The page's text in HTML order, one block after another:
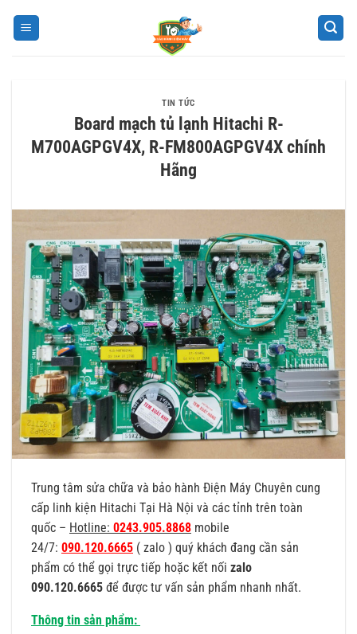
TIN TỨC
Board mạch tủ lạnh Hitachi R-
M700AGPGV4X, R-FM800AGPGV4X chính
Hãng
Trung tâm sửa chữa và bảo hành Điện Máy Chuyên cung
cấp linh kiện Hitachi Tại Hà Nội và các tỉnh trên toàn
quốc – Hotline: 0243.905.8868 mobile
24/7: 090.120.6665 ( zalo ) quý khách đang cần sản
phẩm có thể gọi trực tiếp hoặc kết nối zalo
090.120.6665 để được tư vấn sản phẩm nhanh nhất.
Thông tin sản phẩm: